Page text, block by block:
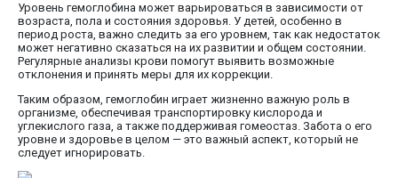
Уровень гемоглобина может варьироваться в зависимости от
возраста, пола и состояния здоровья. У детей, особенно в
период роста, важно следить за его уровнем, так как недостаток
может негативно сказаться на их развитии и общем состоянии.
Регулярные анализы крови помогут выявить возможные
отклонения и принять меры для их коррекции.
Таким образом, гемоглобин играет жизненно важную роль в
организме, обеспечивая транспортировку кислорода и
углекислого газа, а также поддерживая гомеостаз. Забота о его
уровне и здоровье в целом — это важный аспект, который не
следует игнорировать.